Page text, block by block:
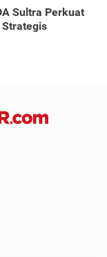
Sultra Perkuat